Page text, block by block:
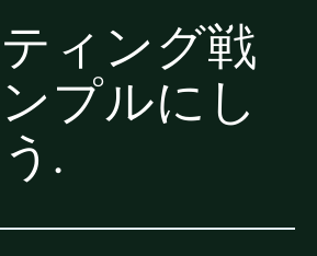
ィング戦
プルにし
.